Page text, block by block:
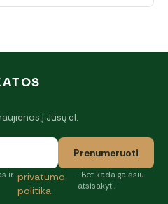
į Jūsų el.
Prenumeruoti
ir privatumo
politika
. Bet kada galėsiu
atsisakyti.